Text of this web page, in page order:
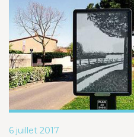
6 juillet 2017